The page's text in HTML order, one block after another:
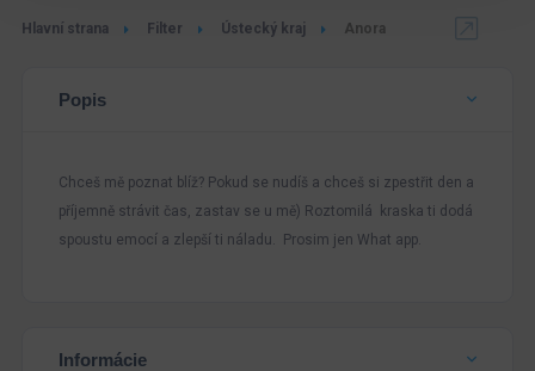
Hlavní strana Filter Ústecký kraj Anora
Popis
Chceš mě poznat blíž? Pokud se nudíš a chceš si zpestřit den a
příjemně strávit čas, zastav se u mě) Roztomilá kraska ti dodá
spoustu emocí a zlepší ti náladu. Prosim jen What app.
Informácie